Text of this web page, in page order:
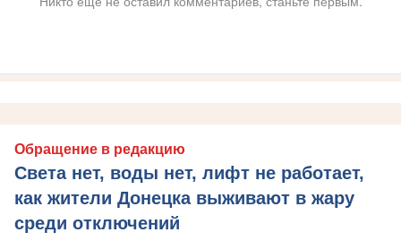
Обращение в редакцию
Света нет, воды нет, лифт не работает,
как жители Донецка выживают в жару
среди отключений